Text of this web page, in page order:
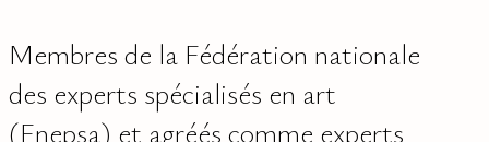
Membres de la Fédération nationale
des experts spécialisés en art
(Fnepsa) et agréés comme experts